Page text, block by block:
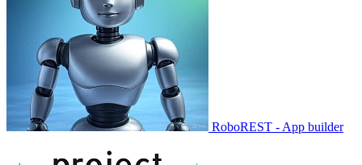
RoboREST - App builder